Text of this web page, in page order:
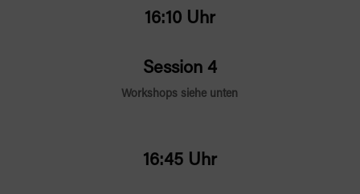
16:10 Uhr
Session 4
Workshops siehe unten
16:45 Uhr